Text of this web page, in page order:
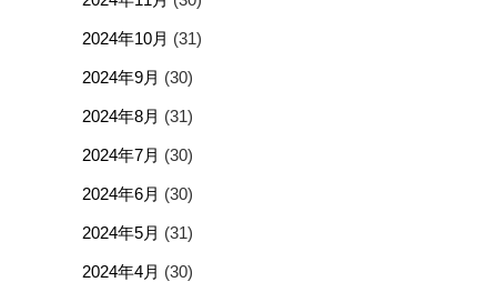
2024年10月 (31)
2024年9月 (30)
2024年8月 (31)
2024年7月 (30)
2024年6月 (30)
2024年5月 (31)
2024年4月 (30)